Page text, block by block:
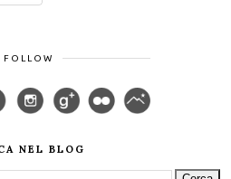
FOLLOW
NEL BLOG